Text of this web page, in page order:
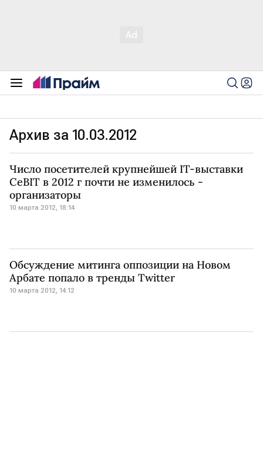
Архив за 10.03.2012
Число посетителей крупнейшей IT-выставки
CeBIT в 2012 г почти не изменилось -
организаторы
10 марта 2012, 18:14
Обсуждение митинга оппозиции на Новом
Арбате попало в тренды Twitter
10 марта 2012, 14:12